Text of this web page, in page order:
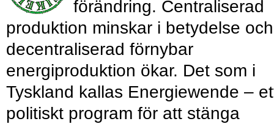
förändring. Centraliserad
produktion minskar i betydelse och
decentraliserad förnybar
energiproduktion ökar. Det som i
Tyskland kallas Energiewende –
politiskt program för att stänga